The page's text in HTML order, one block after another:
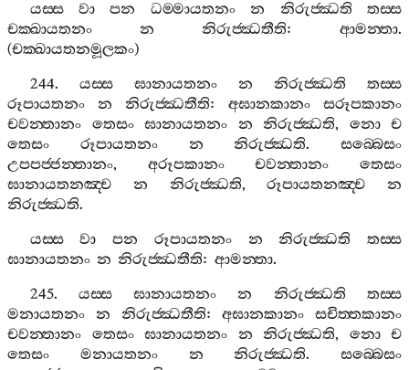
යස‍්ස
වා පන ධම‍්මායතනං න නිරුජ‍්ඣති
තස‍්ස
චක‍්ඛායතනං
න නිරුජ‍්ඣතීති: ආමන‍්තා.
(චක‍්ඛායතනමූලකං)
244. යස‍්ස ඝානායතනං න නිරුජ‍්ඣති
තස‍්ස
රූපායතනං
න නිරුජ‍්ඣතීති: අඝානකානං
සරූපකානං
චවන‍්තානං
තෙසං ඝානායතනං න නිරුජ‍්ඣති, නො
ච
තෙසං
රූපායතනං න නිරුජ‍්ඣති. සබ‍්බෙසං
උපපජ‍්ජන‍්තානං, අරූපකානං චවන‍්තානං
තෙසං
ඝානායතනඤ‍්ච
න නිරුජ‍්ඣති,රූපායතනඤ‍්ච
න
නිරුජ‍්ඣති.
යස‍්ස
වා පන රූපායතනං න නිරුජ‍්ඣති
තස‍්ස
ඝානායතනං න නිරුජ‍්ඣතීති: ආමන‍්තා.
245. යස‍්ස ඝානායතනං න නිරුජ‍්ඣති
තස‍්ස
මනායතනං
න නිරුජ‍්ඣතීති:අඝානකානං
සචිත‍්තකානං
චවන‍්තානං
තෙසං ඝානායතනං න නිරුජ‍්ඣති, නො
ච
තෙසං
මනායතනං න නිරුජ‍්ඣති. සබ‍්බෙසං